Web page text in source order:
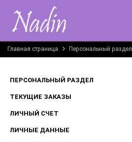
Главная страница Персональный раздел
ПЕРСОНАЛЬНЫЙ РАЗДЕЛ
ТЕКУЩИЕ ЗАКАЗЫ
ЛИЧНЫЙ СЧЕТ
ЛИЧНЫЕ ДАННЫЕ